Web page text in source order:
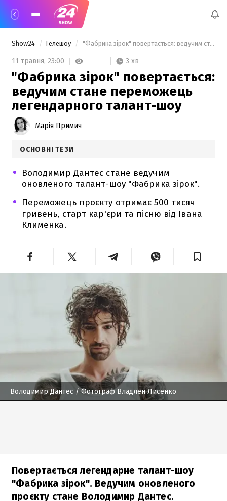
Show24 Телешоу "Фабрика зірок" повертається: ведучим стане переможець легендарного талант-шоу
11 травня, 23:00 3 хв
"Фабрика зірок" повертається:
ведучим стане переможець
легендарного талант-шоу
Марія Примич
ОСНОВНІ ТЕЗИ
Володимир Дантес стане ведучим
оновленого талант-шоу "Фабрика зірок".
Переможець проєкту отримає 500 тисяч
гривень, старт кар'єри та пісню від Івана
Клименка.
Володимир Дантес / Фотограф Владлен Лисенко
Повертається легендарне талант-шоу
"Фабрика зірок". Ведучим оновленого
проєкту стане Володимир Дантес.